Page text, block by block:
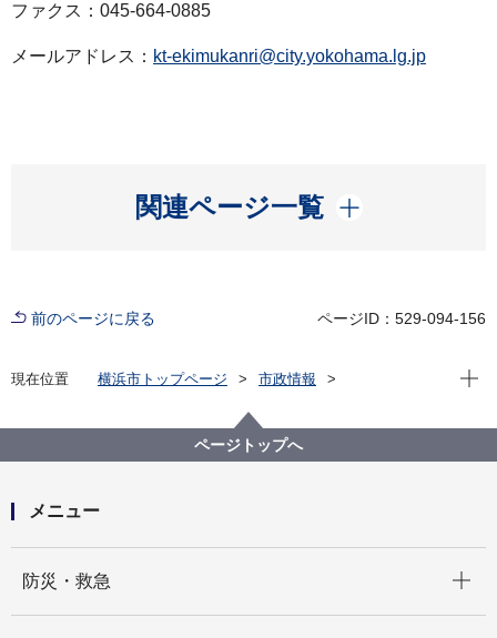
ファクス：045-664-0885
メールアドレス： kt-ekimukanri@city.yokohama.lg.jp
関連ページ一覧
開く
前のページに戻る ページID：529-094-156
現在位置 横浜市トップページ
市政情報
横浜市営地下鉄ブルーライン関内駅構内で 「粗暴犯対
応訓練」を実施します
現在
ページトップへ
メニュー
防災・救急